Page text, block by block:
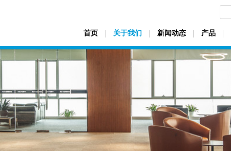
首页 关于我们 新闻动态 产品